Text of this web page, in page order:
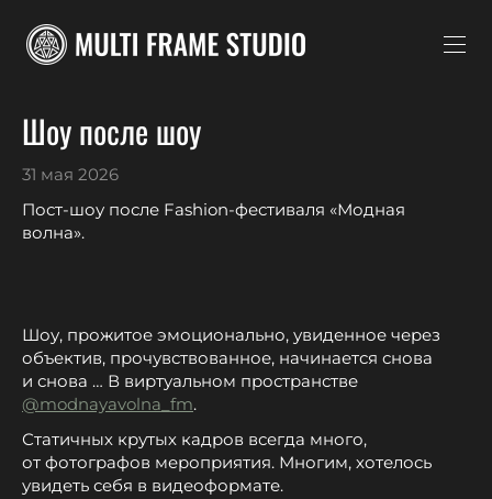
Шоу после шоу
31 мая 2026
Пост-шоу после Fashion-фестиваля «Модная
волна».
Шоу, прожитое эмоционально, увиденное через
объектив, прочувствованное, начинается снова
и снова … В виртуальном пространстве
@modnayavolna_fm.
Статичных крутых кадров всегда много,
от фотографов мероприятия. Многим, хотелось
увидеть себя в видеоформате.